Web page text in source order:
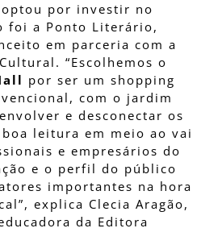
optou por investir no
foi a Ponto Literário,
em parceria com a
“Escolhemos o
por ser um shopping
com o jardim
e desconectar os
leitura em meio ao vai
e empresários do
e o perfil do público
importantes na hora
explica Clecia Aragão,
da Editora